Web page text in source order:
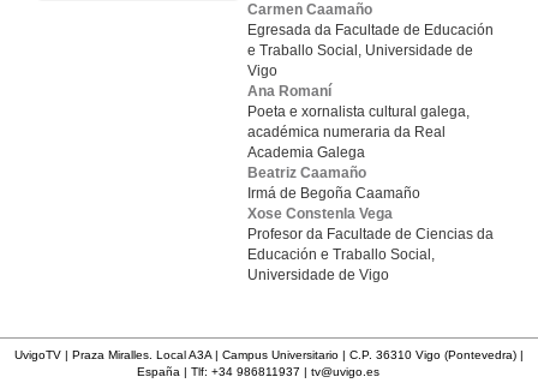
Carmen Caamaño
Egresada da Facultade de Educación
e Traballo Social, Universidade de
Vigo
Ana Romaní
Poeta e xornalista cultural galega,
académica numeraria da Real
Academia Galega
Beatriz Caamaño
Irmá de Begoña Caamaño
Xose Constenla Vega
Profesor da Facultade de Ciencias da
Educación e Traballo Social,
Universidade de Vigo
UvigoTV | Praza Miralles. Local A3A | Campus Universitario | C.P. 36310 Vigo (Pontevedra) |
España | Tlf: +34 986811937 | tv@uvigo.es